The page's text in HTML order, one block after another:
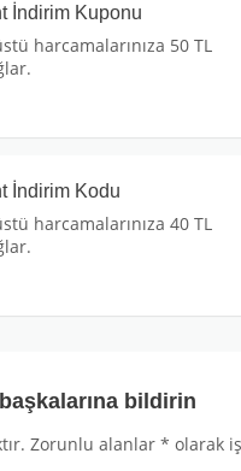
İndirim Kuponu
harcamalarınıza 50 TL
İndirim Kodu
harcamalarınıza 40 TL
bildirin
Zorunlu alanlar * olarak